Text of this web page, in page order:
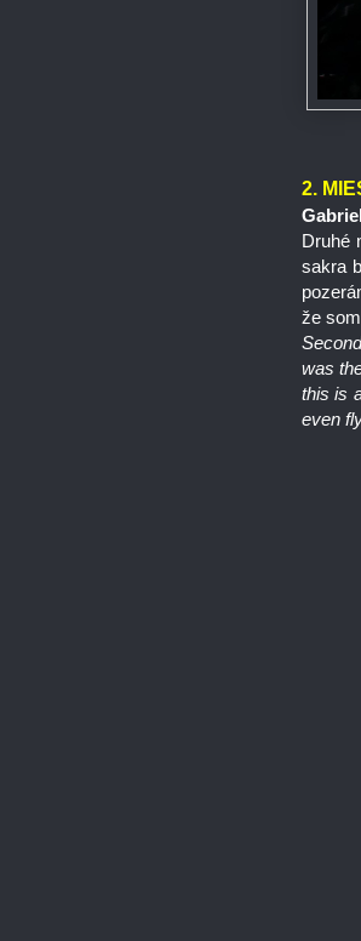
2.
Druhé
sakra
že
was
this is
even